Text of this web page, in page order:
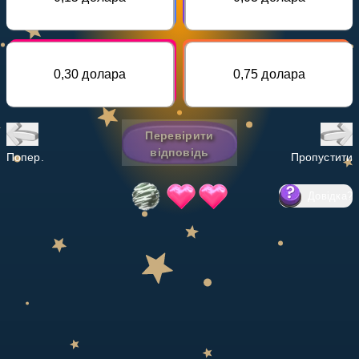
НАВЧАЛЬНИЙ ПЛАН
Увійти0,30 долара 0,75 долара
Попер.
Перевірити
відповідь
Пропустити
?